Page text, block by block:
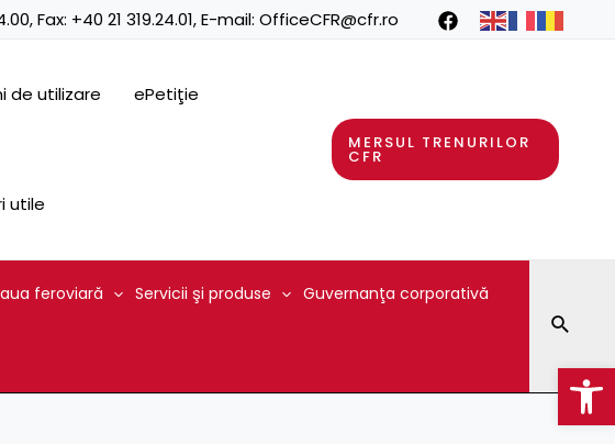
, Fax: +40 21 319.24.01, E-mail: OfficeCFR@cfr.ro
de utilizare ePetiţie
utile
MERSUL TRENURILOR
CFR
feroviară Servicii şi produse Guvernanţa corporativă